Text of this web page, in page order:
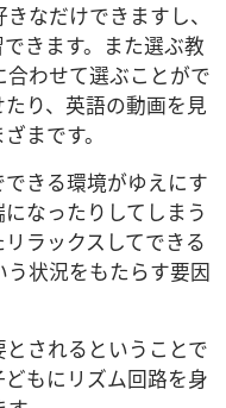
なだけできますし、
きます。また選ぶ教
わせて選ぶことがで
り、英語の動画を見
まです。
きる環境がゆえにす
なったりしてしまう
ラックスしてできる
状況をもたらす要因
されるということで
もにリズム回路を身